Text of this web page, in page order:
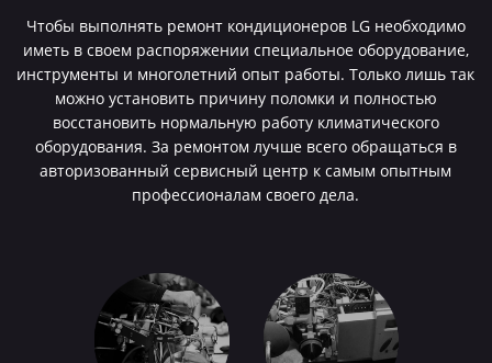
Чтобы выполнять ремонт кондиционеров LG необходимо
иметь в своем распоряжении специальное оборудование,
инструменты и многолетний опыт работы. Только лишь так
можно установить причину поломки и полностью
восстановить нормальную работу климатического
оборудования. За ремонтом лучше всего обращаться в
авторизованный сервисный центр к самым опытным
профессионалам своего дела.